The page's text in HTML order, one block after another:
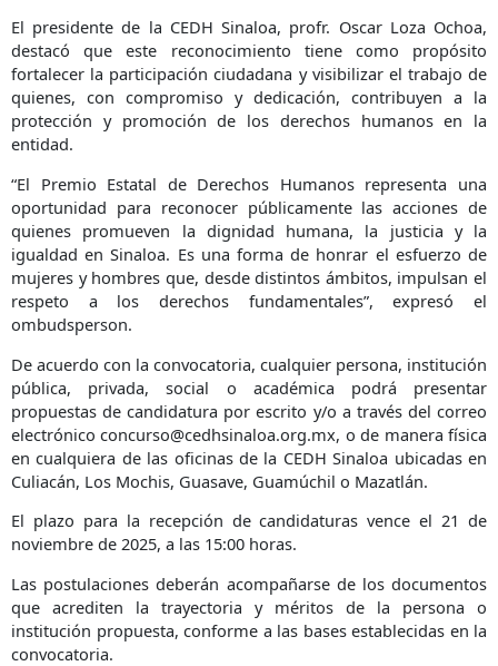
El presidente de la CEDH Sinaloa, profr. Oscar Loza Ochoa,
destacó que este reconocimiento tiene como propósito
fortalecer la participación ciudadana y visibilizar el trabajo de
quienes, con compromiso y dedicación, contribuyen a la
protección y promoción de los derechos humanos en la
entidad.
“El Premio Estatal de Derechos Humanos representa una
oportunidad para reconocer públicamente las acciones de
quienes promueven la dignidad humana, la justicia y la
igualdad en Sinaloa. Es una forma de honrar el esfuerzo de
mujeres y hombres que, desde distintos ámbitos, impulsan el
respeto a los derechos fundamentales”, expresó el
ombudsperson.
De acuerdo con la convocatoria, cualquier persona, institución
pública, privada, social o académica podrá presentar
propuestas de candidatura por escrito y/o a través del correo
electrónico concurso@cedhsinaloa.org.mx, o de manera física
en cualquiera de las oficinas de la CEDH Sinaloa ubicadas en
Culiacán, Los Mochis, Guasave, Guamúchil o Mazatlán.
El plazo para la recepción de candidaturas vence el 21 de
noviembre de 2025, a las 15:00 horas.
Las postulaciones deberán acompañarse de los documentos
que acrediten la trayectoria y méritos de la persona o
institución propuesta, conforme a las bases establecidas en la
convocatoria.